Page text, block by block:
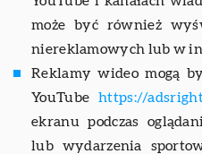
może być również
niereklamowych lub w
Reklamy wideo mogą
YouTubehttps://
ekranu podczas
lub wydarzenia